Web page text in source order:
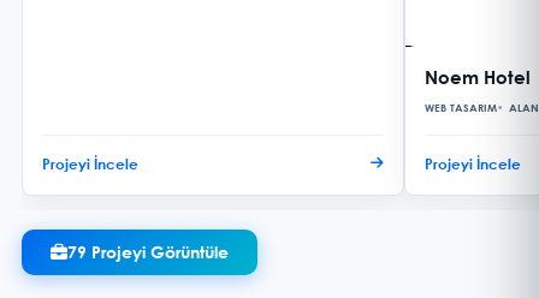
Projeyi İncele
Noem Hotel
WEB TASARIM
Projeyi İncele
79 Projeyi Görüntüle